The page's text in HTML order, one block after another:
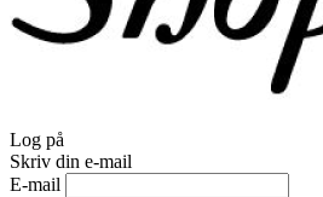
Log på
Skriv din e-mail
E-mail